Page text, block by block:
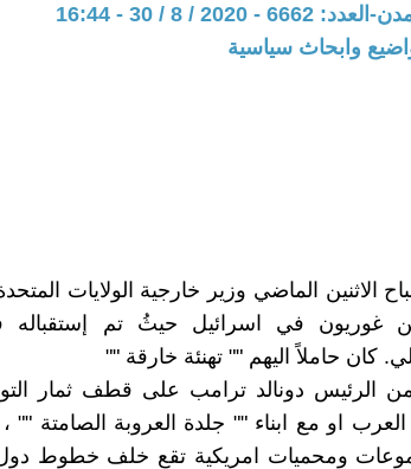
- 2020 / 8 / 30 - 16:44
وابحاث سياسية
الاثنين الماضي وزير خارجية الولايات
غوريون في اسرائيل حيثُ تم
كان حاملاً اليهم "" تهنئة خارقة ""
الرئيس دونالد ترامب على قطف ثمار
العرب او مع ابناء "" جلدة العروبة الصامتة
ومحميات امريكية تقع خلف خطوط دول